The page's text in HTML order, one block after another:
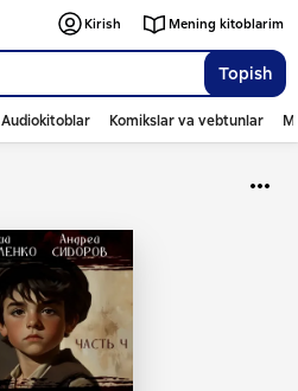
Topish
Kirish Mening kitoblarim
Audiokitoblar Komikslar va vebtunlar